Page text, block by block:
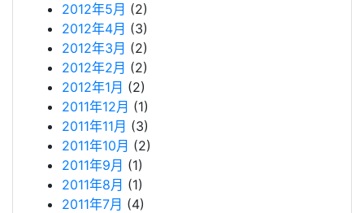
2012年5月 (2)
2012年4月 (3)
2012年3月 (2)
2012年2月 (2)
2012年1月 (2)
2011年12月 (1)
2011年11月 (3)
2011年10月 (2)
2011年9月 (1)
2011年8月 (1)
2011年7月 (4)